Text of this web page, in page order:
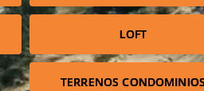
LOFT
TERRENOS CONDOMINIOS